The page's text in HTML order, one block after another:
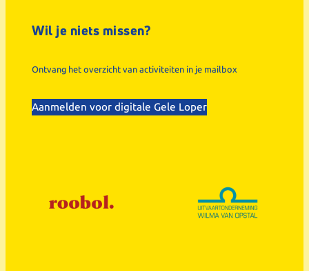
Wil je niets missen?
Ontvang het overzicht van activiteiten in je mailbox
Aanmelden voor digitale Gele Loper